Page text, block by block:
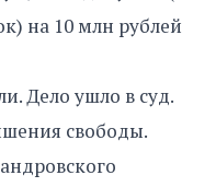
на 10 млн рублей
Дело ушло в суд.
свободы.